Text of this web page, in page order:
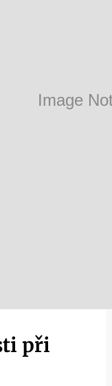
při